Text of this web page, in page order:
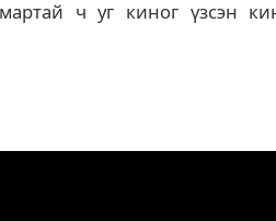
ч уг киног үзсэн